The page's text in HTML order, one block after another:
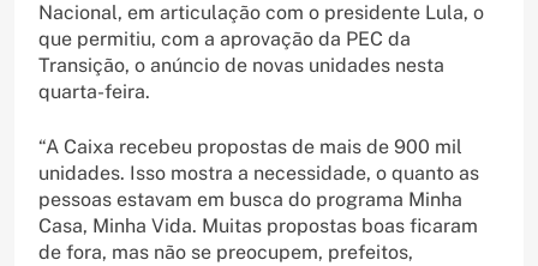
Nacional, em articulação com o presidente Lula, o
que permitiu, com a aprovação da PEC da
Transição, o anúncio de novas unidades nesta
quarta-feira.
“A Caixa recebeu propostas de mais de 900 mil
unidades. Isso mostra a necessidade, o quanto as
pessoas estavam em busca do programa Minha
Casa, Minha Vida. Muitas propostas boas ficaram
de fora, mas não se preocupem, prefeitos,